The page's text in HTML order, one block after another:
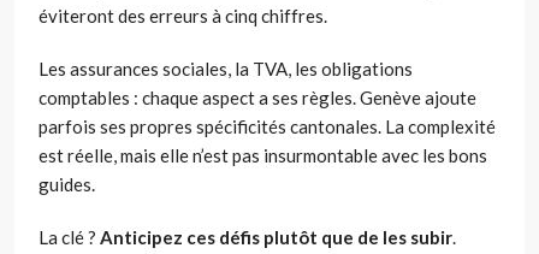
éviteront des erreurs à cinq chiffres.
Les assurances sociales, la TVA, les obligations
comptables : chaque aspect a ses règles. Genève ajoute
parfois ses propres spécificités cantonales. La complexité
est réelle, mais elle n’est pas insurmontable avec les bons
guides.
La clé ? Anticipez ces défis plutôt que de les subir.